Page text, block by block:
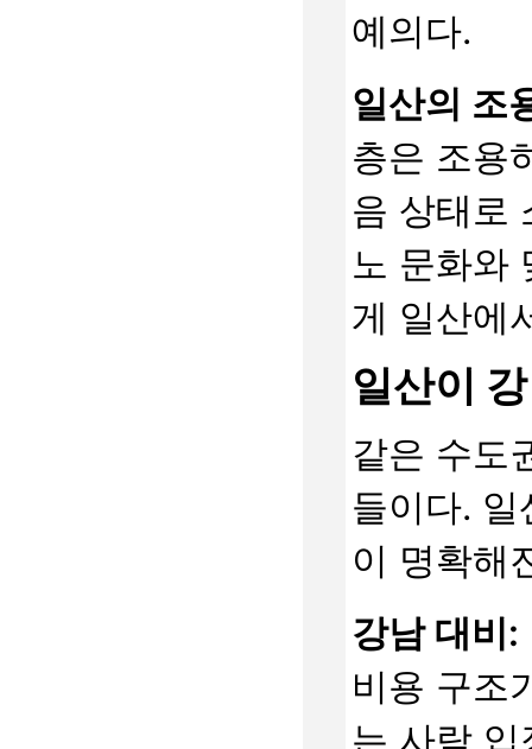
예의다.
일산의 조
층은 조용
음 상태로
노 문화와
게 일산에
일산이
같은 수도
들이다.
이 명확해
강남 대비:
비용 구조
는 사람